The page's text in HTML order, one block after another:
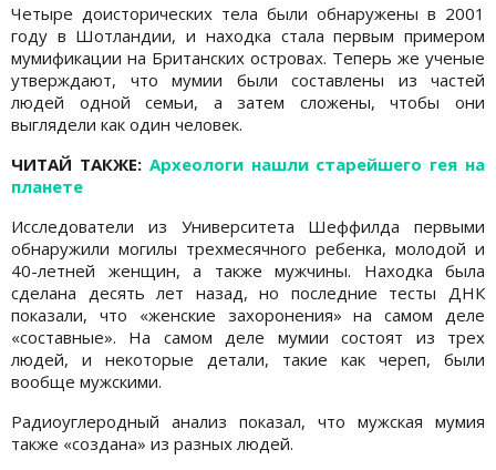
Четыре доисторических тела были обнаружены в 2001
году в Шотландии, и находка стала первым примером
мумификации на Британских островах. Теперь же ученые
утверждают, что мумии были составлены из частей
людей одной семьи, а затем сложены, чтобы они
выглядели как один человек.
ЧИТАЙ ТАКЖЕ: Археологи нашли старейшего гея на
планете
Исследователи из Университета Шеффилда первыми
обнаружили могилы трехмесячного ребенка, молодой и
40-летней женщин, а также мужчины. Находка была
сделана десять лет назад, но последние тесты ДНК
показали, что «женские захоронения» на самом деле
«составные». На самом деле мумии состоят из трех
людей, и некоторые детали, такие как череп, были
вообще мужскими.
Радиоуглеродный анализ показал, что мужская мумия
также «создана» из разных людей.